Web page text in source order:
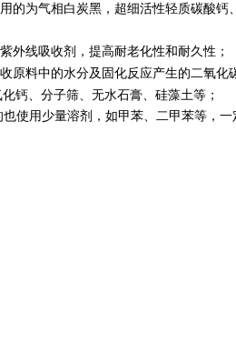
的为气相白炭黑，超细活性轻质碳酸
外线吸收剂，提高耐老化性和耐久性；
原料中的水分及固化反应产生的二氧
钙、分子筛、无水石膏、硅藻土等；
使用少量溶剂，如甲苯、二甲苯等，一